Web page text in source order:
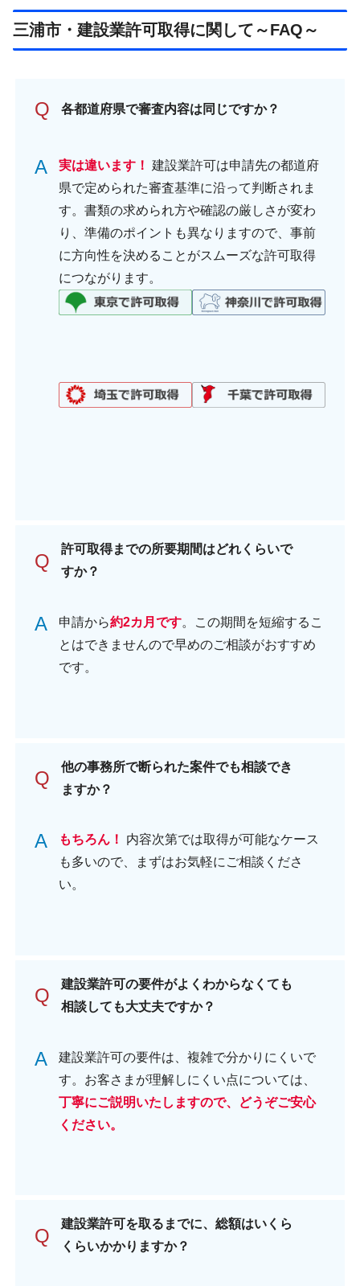
三浦市・建設業許可取得に関して～FAQ～
Q 各都道府県で審査内容は同じですか？
A 実は違います！ 建設業許可は申請先の都道府
県で定められた審査基準に沿って判断されま
す。書類の求められ方や確認の厳しさが変わ
り、準備のポイントも異なりますので、事前
に方向性を決めることがスムーズな許可取得
につながります。
Q
許可取得までの所要期間はどれくらいで
すか？
A 申請から約2カ月です。この期間を短縮するこ
とはできませんので早めのご相談がおすすめ
です。
Q
他の事務所で断られた案件でも相談でき
ますか？
A もちろん！
内容次第では取得が可能なケース
も多いので、まずはお気軽にご相談くださ
い。
Q
建設業許可の要件がよくわからなくても
相談しても大丈夫ですか？
A
建設業許可の要件は、複雑で分かりにくいで
す。お客さまが理解しにくい点については、
丁寧にご説明いたしますので、どうぞご安心
ください。
Q
建設業許可を取るまでに、総額はいくら
くらいかかりますか？